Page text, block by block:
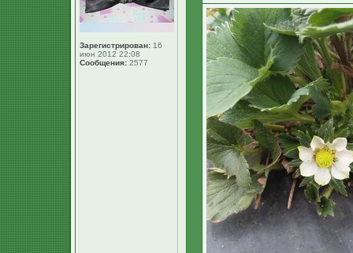
Зарегистрирован: 16
июн 2012 22:08
Сообщения: 2577